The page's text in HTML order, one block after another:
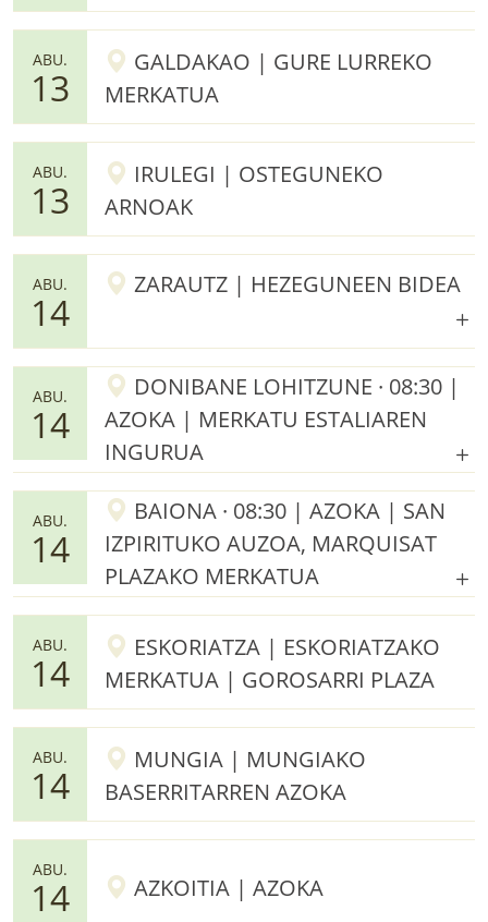
ABU.
13
GALDAKAO | GURE LURREKO
MERKATUA
ABU.
13
IRULEGI | OSTEGUNEKO
ARNOAK
ABU.
14
ZARAUTZ | HEZEGUNEEN BIDEA
ABU.
14
DONIBANE LOHITZUNE · 08:30 |
AZOKA | MERKATU ESTALIAREN
INGURUA
ABU.
14
BAIONA · 08:30 | AZOKA | SAN
IZPIRITUKO AUZOA, MARQUISAT
PLAZAKO MERKATUA
ABU.
14
ESKORIATZA | ESKORIATZAKO
MERKATUA | GOROSARRI PLAZA
ABU.
14
MUNGIA | MUNGIAKO
BASERRITARREN AZOKA
ABU.
14 AZKOITIA | AZOKA